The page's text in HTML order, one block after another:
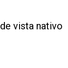
vista nativo